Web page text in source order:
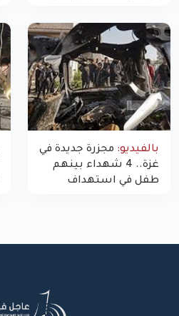
غزة
بالفيديو: مجزرة جديدة في
غزة.. 4 شهداء بينهم
طفل في استهداف